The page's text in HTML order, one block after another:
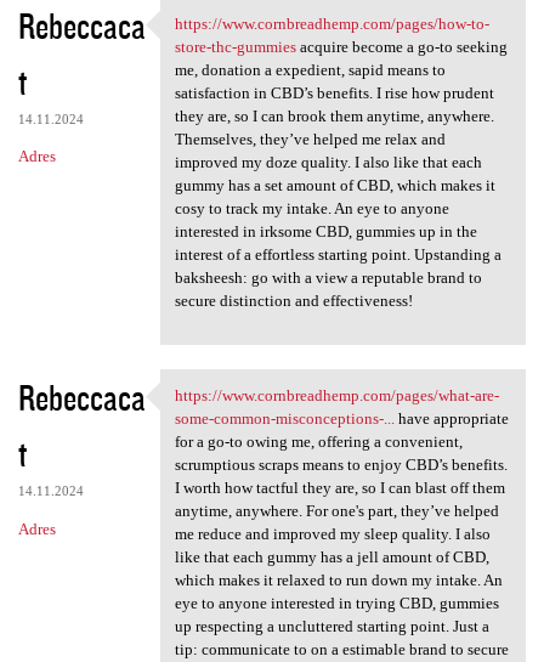
Rebeccaca
t
14.11.2024
Adres
https://www.cornbreadhemp.com
https://www.cornbreadhemp.com/pages/how-to-
store-thc-gummiesacquire become a go-to seeking
me, donation a expedient, sapid means to
satisfaction in CBD’s benefits. I rise how prudent
they are, so I can brook them anytime, anywhere.
Themselves, they’ve helped me relax and
improved my doze quality. I also like that each
gummy has a set amount of CBD, which makes it
cosy to track my intake. An eye to anyone
interested in irksome CBD, gummies up in the
interest of a effortless starting point. Upstanding a
baksheesh: go with a view a reputable brand to
secure distinction and effectiveness!
Rebeccaca
t
14.11.2024
Adres
https://www.cornbreadhemp.com
https://www.cornbreadhemp.com/pages/what-are-
some-common-misconceptions-...have appropriate
for a go-to owing me, offering a convenient,
scrumptious scraps means to enjoy CBD’s benefits.
I worth how tactful they are, so I can blast off them
anytime, anywhere. For one's part, they’ve helped
me reduce and improved my sleep quality. I also
like that each gummy has a jell amount of CBD,
which makes it relaxed to run down my intake. An
eye to anyone interested in trying CBD, gummies
up respecting a uncluttered starting point. Just a
tip: communicate to on a estimable brand to secure